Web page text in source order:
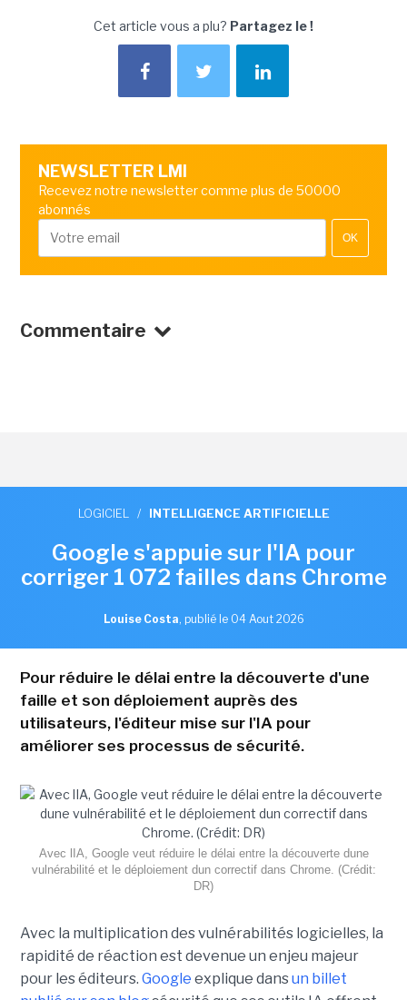
Cet article vous a plu? Partagez le !
NEWSLETTER LMI
Recevez notre newsletter comme plus de 50000
abonnés
OK
Commentaire
LOGICIEL / INTELLIGENCE ARTIFICIELLE
Google s'appuie sur l'IA pour
corriger 1 072 failles dans Chrome
Louise Costa, publié le 04 Aout 2026
Pour réduire le délai entre la découverte d'une
faille et son déploiement auprès des
utilisateurs, l'éditeur mise sur l'IA pour
améliorer ses processus de sécurité.
Avec lIA, Google veut réduire le délai entre la découverte dune
vulnérabilité et le déploiement dun correctif dans Chrome. (Crédit:
DR)
Avec la multiplication des vulnérabilités logicielles, la
rapidité de réaction est devenue un enjeu majeur
pour les éditeurs. Google explique dansun billet